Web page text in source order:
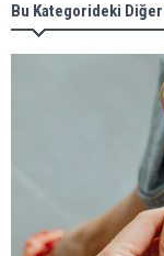
Bu Kategorideki